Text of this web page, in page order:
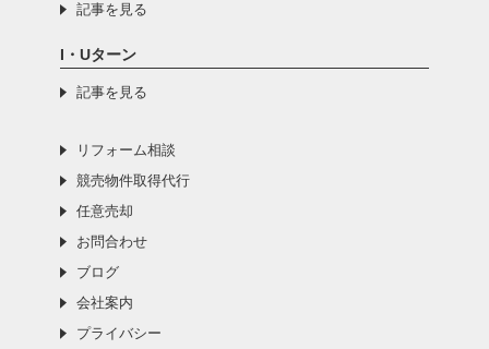
記事を見る
I・Uターン
記事を見る
リフォーム相談
競売物件取得代行
任意売却
お問合わせ
ブログ
会社案内
プライバシー